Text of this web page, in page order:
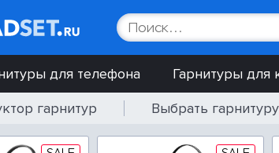
для телефона Гарнитуры для
гарнитур
Выбрать гарнитуру